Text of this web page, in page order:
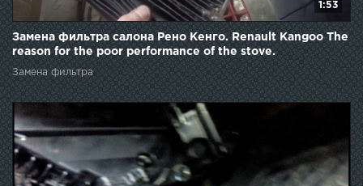
1:53
Замена фильтра салона Рено Кенго. Renault Kangoo The
reason for the poor performance of the stove.
Замена фильтра